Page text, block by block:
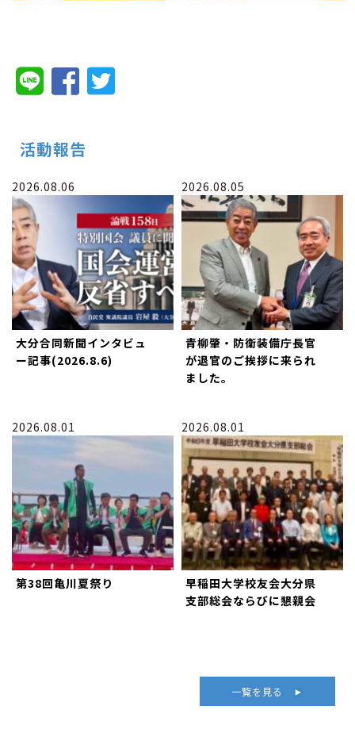
活動報告
2026.08.06
大分合同新聞インタビュ
ー記事(2026.8.6)
2026.08.05
青柳肇・防衛装備庁長官
が退官のご挨拶に来られ
ました。
2026.08.01
第38回亀川夏祭り
2026.08.01
早稲田大学校友会大分県
支部総会ならびに懇親会
一覧を見る